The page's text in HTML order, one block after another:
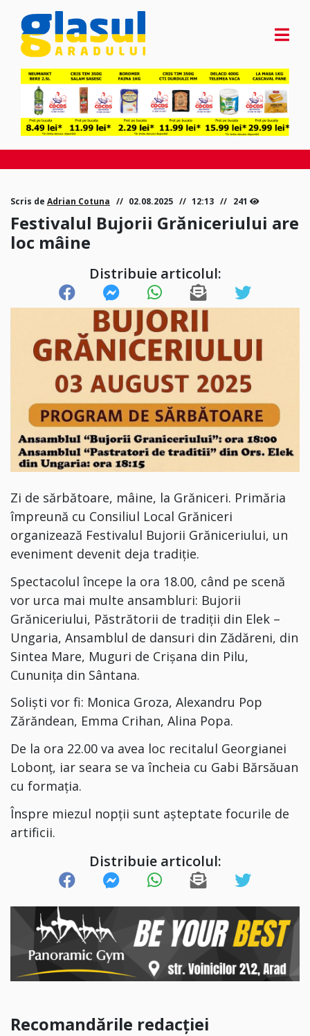
Scris de Adrian Cotuna 02.08.2025 12:13 241
Festivalul Bujorii Grăniceriului are
loc mâine
Distribuie articolul:
Zi de sărbătoare, mâine, la Grăniceri. Primăria
împreună cu Consiliul Local Grăniceri
organizează Festivalul Bujorii Grăniceriului, un
eveniment devenit deja tradiție.
Spectacolul începe la ora 18.00, când pe scenă
vor urca mai multe ansambluri: Bujorii
Grăniceriului, Păstrătorii de tradiții din Elek –
Ungaria, Ansamblul de dansuri din Zădăreni, din
Sintea Mare, Muguri de Crișana din Pilu,
Cununița din Sântana.
Soliști vor fi: Monica Groza, Alexandru Pop
Zărăndean, Emma Crihan, Alina Popa.
De la ora 22.00 va avea loc recitalul Georgianei
Lobonț, iar seara se va încheia cu Gabi Bărsăuan
cu formația.
Înspre miezul nopții sunt așteptate focurile de
artificii.
Distribuie articolul:
Recomandările redacției